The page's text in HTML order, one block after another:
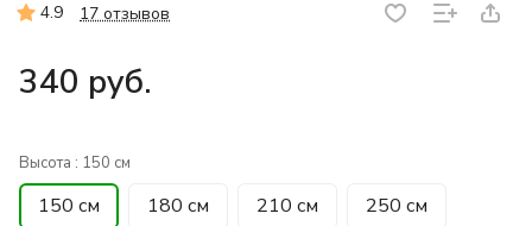
4.9 17 отзывов
340 руб.
Высота : 150 см
150 см 180 см 210 см 250 см